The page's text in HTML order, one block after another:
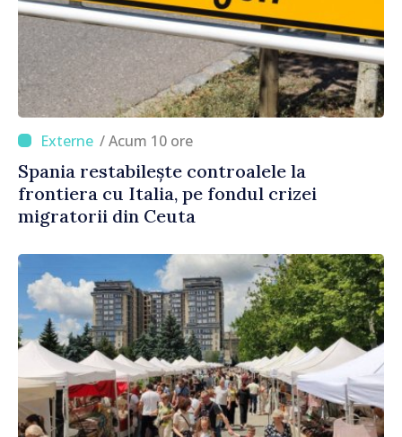
/ Acum 10 ore
Spania restabilește controalele la
frontiera cu Italia, pe fondul crizei
migratorii din Ceuta